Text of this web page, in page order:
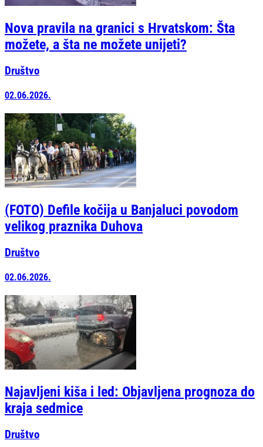
Nova pravila na granici s Hrvatskom: Šta
možete, a šta ne možete unijeti?
Društvo
02.06.2026.
(FOTO) Defile kočija u Banjaluci povodom
velikog praznika Duhova
Društvo
02.06.2026.
Najavljeni kiša i led: Objavljena prognoza do
kraja sedmice
Društvo